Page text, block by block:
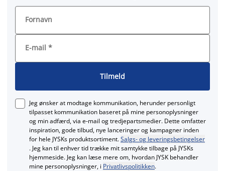
Fornavn
E-mail *
Tilmeld
Jeg ønsker at modtage kommunikation, herunder personligt
tilpasset kommunikation baseret på mine personoplysninger
og min adfærd, via e‑mail og tredjepartsmedier. Dette omfatter
inspiration, gode tilbud, nye lanceringer og kampagner inden
for hele JYSKs produktsortiment.Salgs- og leveringsbetingelser
. Jeg kan til enhver tid trække mit samtykke tilbage på JYSKs
hjemmeside. Jeg kan læse mere om, hvordan JYSK behandler
mine personoplysninger, i Privatlivspolitikken.